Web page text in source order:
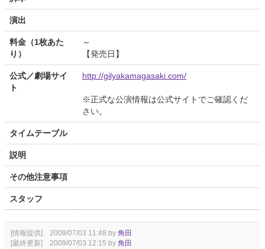
演出
料金（1枚あた
り）
～
【発売日】
公式／劇場サイ
ト
http://gilyakamagasaki.com/
※正式な公演情報は公式サイトでご確認くだ
さい。
タイムテーブル
説明
その他注意事項
スタッフ
[情報提供] 2009/07/03 11:48 by 角田
[最終更新] 2009/07/03 12:15 by 角田